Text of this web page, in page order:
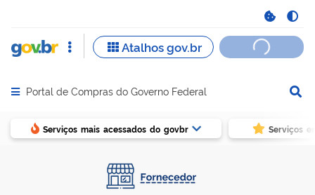
Abrir menu principal de navegação
Portal de Compras do Governo Federal
Serviços mais acessados do govbr Serviços